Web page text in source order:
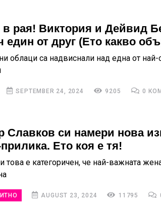
рая! Виктория и Дейвид
един от друг (Ето какво
облаци са надвиснали над една от най-
SEPTEMBER 24, 2024 9205 0
Славков си намери нова
Ето коя е тя!
това е категоричен, че най-важната
AUGUST 23, 2024 11795